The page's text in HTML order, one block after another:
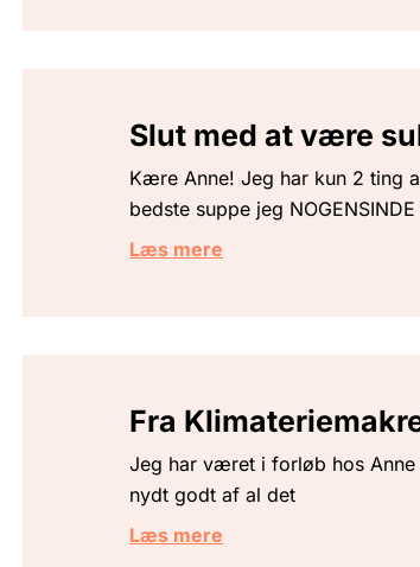
Slut med at være
Kære Anne! Jeg har kun 2 ting
bedste suppe jeg
Læs mere
Fra
Jeg har været i forløb hos
nydt godt af al det
Læs mere